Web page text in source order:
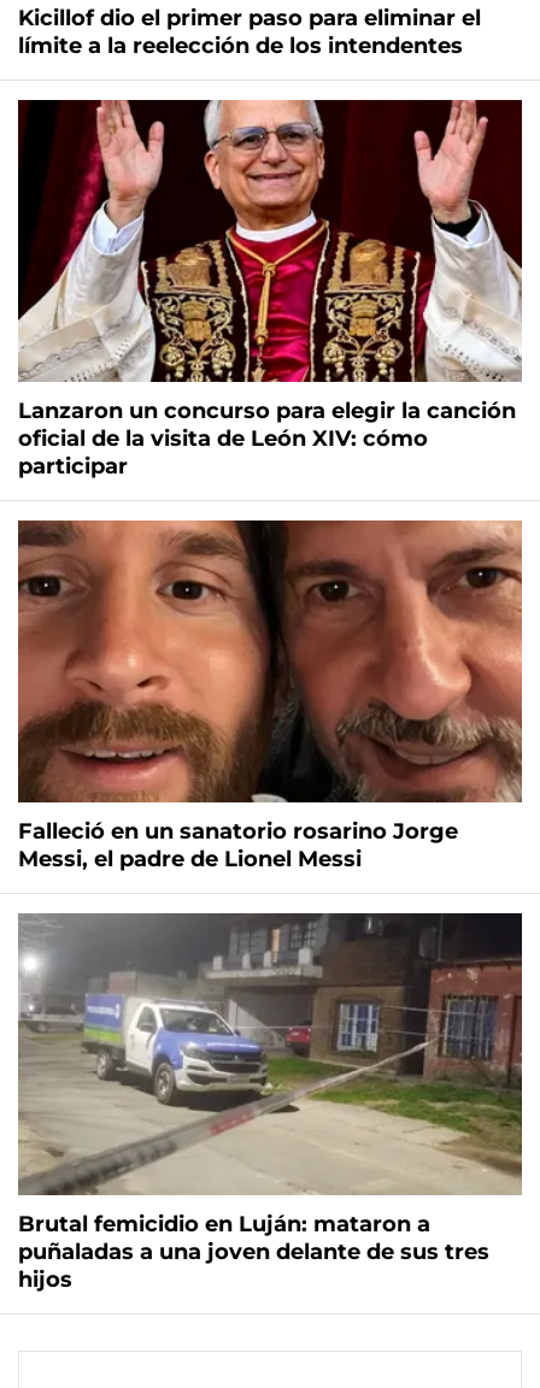
Kicillof dio el primer paso para eliminar el
límite a la reelección de los intendentes
Lanzaron un concurso para elegir la canción
oficial de la visita de León XIV: cómo
participar
Falleció en un sanatorio rosarino Jorge
Messi, el padre de Lionel Messi
Brutal femicidio en Luján: mataron a
puñaladas a una joven delante de sus tres
hijos